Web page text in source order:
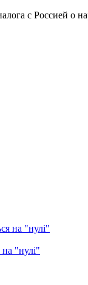
с Россией
на "нулі"